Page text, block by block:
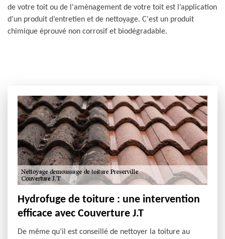
de votre toit ou de l'aménagement de votre toit est l’application
d’un produit d’entretien et de nettoyage. C'est un produit
chimique éprouvé non corrosif et biodégradable.
Hydrofuge de toiture : une intervention
efficace avec Couverture J.T
De même qu’il est conseillé de nettoyer la toiture au